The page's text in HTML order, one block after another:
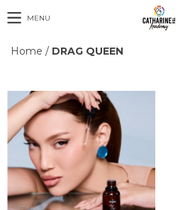
MENU
Home / DRAG QUEEN